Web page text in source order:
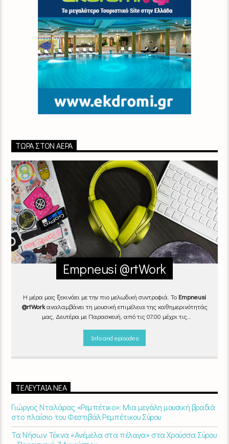
ΤΏΡΑ ΣΤΟΝ ΑΈΡΑ
Empneusi @rtWork
Η μέρα μας ξεκινάει με την πιο μελωδική συντροφιά. Το Empneusi
@rtWorkαναλαμβάνει τη μουσική επιμέλεια της καθημερινότητάς
μας, Δευτέρα με Παρασκευή, από τις 07.00 μέχρι τις
εναλλάσσονται αρμονικά, θυμίζοντάς μας πως δουλειά και
Καθημερινά(Δευτέρα-Παρασκευή)
Info and episodes
ΤΕΛΕΥΤΑΊΑ ΝΈΑ
Γιώργος Νταλάρας «Ρεμπέτικο»: Μια μεγάλη μουσική βραδιά
στο πλαίσιο του Φεστιβάλ Ρεμπέτικου Σύρου
Τα Νήσων Τέκνα «Ανέμελα στα πέλαγα» στα Χρούσσα Σύρου